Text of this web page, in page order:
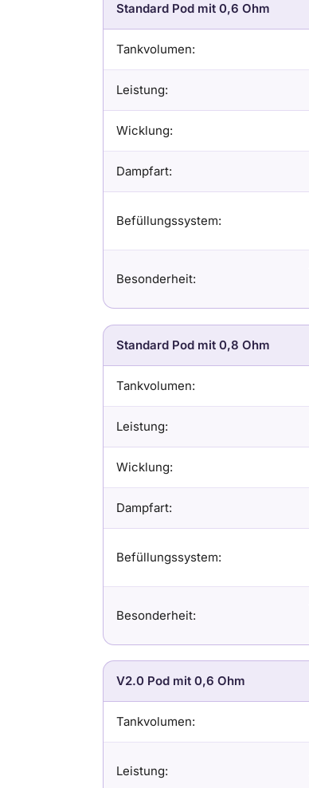
Standard Pod mit 0,6 Ohm
Tankvolumen:
Leistung:
Wicklung:
Dampfart:
Befüllungssystem:
Besonderheit:
Standard Pod mit 0,8 Ohm
Tankvolumen:
Leistung:
Wicklung:
Dampfart:
Befüllungssystem:
Besonderheit:
V2.0 Pod mit 0,6 Ohm
Tankvolumen:
Leistung: